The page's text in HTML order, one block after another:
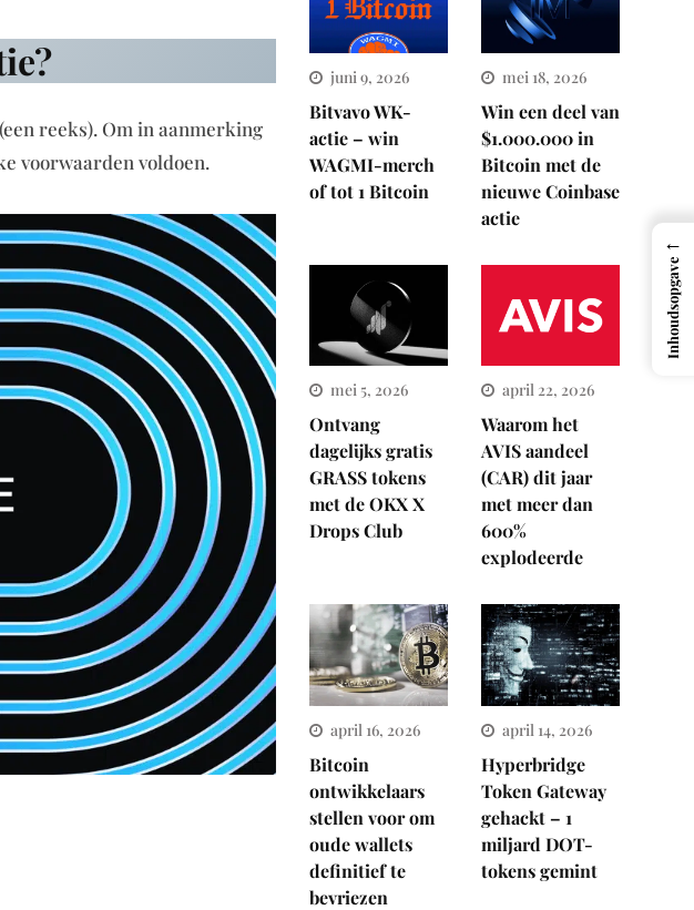
reeks). Om in aanmerking
voorwaarden voldoen.
juni 9, 2026
Bitvavo WK-
actie – win
WAGMI-merch
of tot 1 Bitcoin
mei 18, 2026
Win een deel van
$1.000.000 in
Bitcoin met de
nieuwe Coinbase
actie
mei 5, 2026
Ontvang
dagelijks gratis
GRASS tokens
met de OKX X
Drops Club
april 22, 2026
Waarom het
AVIS aandeel
(CAR) dit jaar
met meer dan
600%
explodeerde
april 16, 2026
Bitcoin
ontwikkelaars
stellen voor om
oude wallets
definitief te
bevriezen
april 14, 2026
Hyperbridge
Token Gateway
gehackt – 1
miljard DOT-
tokens gemint
←
Inhoudsopgave